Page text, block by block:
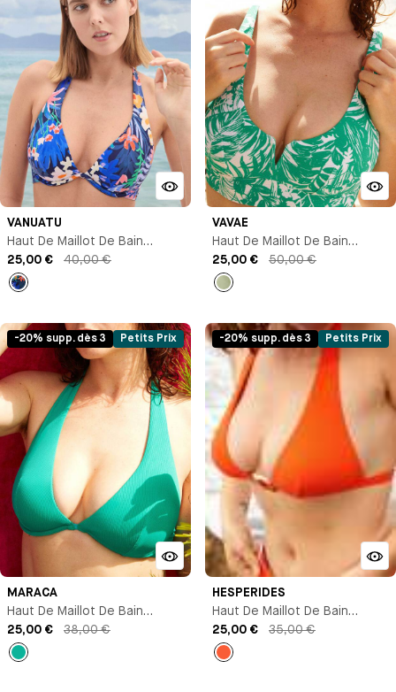
VANUATU
Haut De Maillot De Bain
Triangle Avec Armature
25,00 € 40,00 €
Imprimé
VAVAE
Haut De Maillot De Bain
Triangle
25,00 € 50,00 €
Imprimé
-20% supp. dès 3 Petits Prix
MARACA
Haut De Maillot De Bain
Triangle Avec Armature
25,00 € 38,00 €
-20% supp. dès 3 Petits Prix
HESPERIDES
Haut De Maillot De Bain
Triangle
25,00 € 35,00 €